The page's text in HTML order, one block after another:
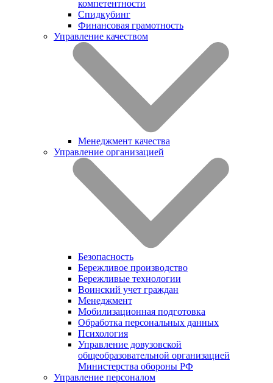
компетентности
Спидкубинг
Финансовая грамотность
Управление качеством
Менеджмент качества
Управление организацией
Безопасность
Бережливое производство
Бережливые технологии
Воинский учет граждан
Менеджмент
Мобилизационная подготовка
Обработка персональных данных
Психология
Управление довузовской
общеобразовательной организацией
Министерства обороны РФ
Управление персоналом